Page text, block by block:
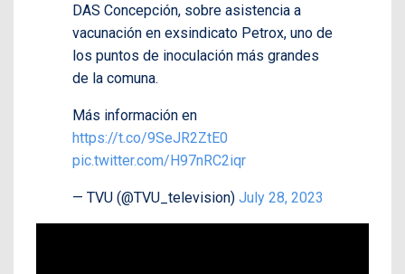
DAS Concepción, sobre asistencia a
vacunación en exsindicato Petrox, uno de
los puntos de inoculación más grandes
de la comuna.
Más información en
https://t.co/9SeJR2ZtE0
pic.twitter.com/H97nRC2iqr
— TVU (@TVU_television) July 28, 2023